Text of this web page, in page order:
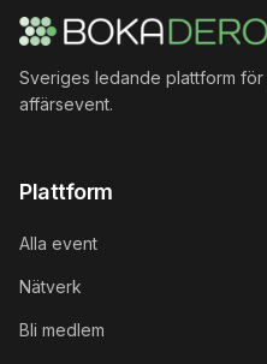
Sveriges ledande plattform
affärsevent.
Plattform
Alla event
Nätverk
Bli medlem